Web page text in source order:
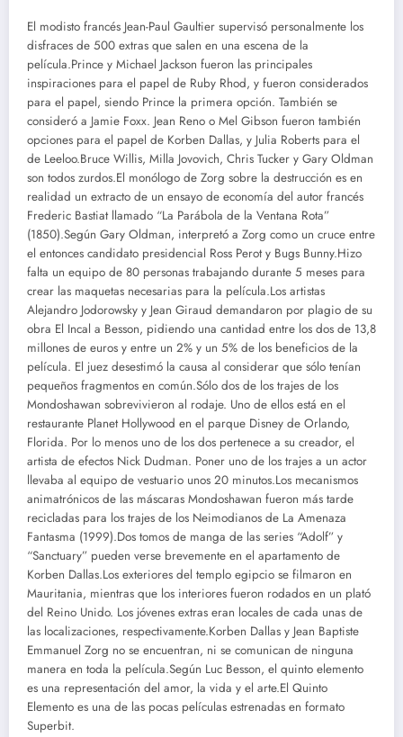
El modisto francés Jean-Paul Gaultier supervisó personalmente los
disfraces de 500 extras que salen en una escena de la
película.Prince y Michael Jackson fueron las principales
inspiraciones para el papel de Ruby Rhod, y fueron considerados
para el papel, siendo Prince la primera opción. También se
consideró a Jamie Foxx. Jean Reno o Mel Gibson fueron también
opciones para el papel de Korben Dallas, y Julia Roberts para el
de Leeloo.Bruce Willis, Milla Jovovich, Chris Tucker y Gary Oldman
son todos zurdos.El monólogo de Zorg sobre la destrucción es en
realidad un extracto de un ensayo de economía del autor francés
Frederic Bastiat llamado “La Parábola de la Ventana Rota”
(1850).Según Gary Oldman, interpretó a Zorg como un cruce entre
el entonces candidato presidencial Ross Perot y Bugs Bunny.Hizo
falta un equipo de 80 personas trabajando durante 5 meses para
crear las maquetas necesarias para la película.Los artistas
Alejandro Jodorowsky y Jean Giraud demandaron por plagio de su
obra El Incal a Besson, pidiendo una cantidad entre los dos de 13,8
millones de euros y entre un 2% y un 5% de los beneficios de la
película. El juez desestimó la causa al considerar que sólo tenían
pequeños fragmentos en común.Sólo dos de los trajes de los
Mondoshawan sobrevivieron al rodaje. Uno de ellos está en el
restaurante Planet Hollywood en el parque Disney de Orlando,
Florida. Por lo menos uno de los dos pertenece a su creador, el
artista de efectos Nick Dudman. Poner uno de los trajes a un actor
llevaba al equipo de vestuario unos 20 minutos.Los mecanismos
animatrónicos de las máscaras Mondoshawan fueron más tarde
recicladas para los trajes de los Neimodianos de La Amenaza
Fantasma (1999).Dos tomos de manga de las series “Adolf” y
“Sanctuary” pueden verse brevemente en el apartamento de
Korben Dallas.Los exteriores del templo egipcio se filmaron en
Mauritania, mientras que los interiores fueron rodados en un plató
del Reino Unido. Los jóvenes extras eran locales de cada unas de
las localizaciones, respectivamente.Korben Dallas y Jean Baptiste
Emmanuel Zorg no se encuentran, ni se comunican de ninguna
manera en toda la película.Según Luc Besson, el quinto elemento
es una representación del amor, la vida y el arte.El Quinto
Elemento es una de las pocas películas estrenadas en formato
Superbit.